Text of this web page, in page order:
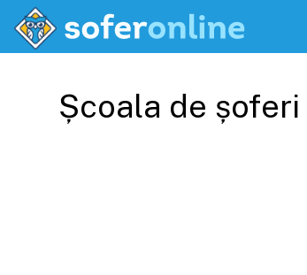
Școala de șoferi